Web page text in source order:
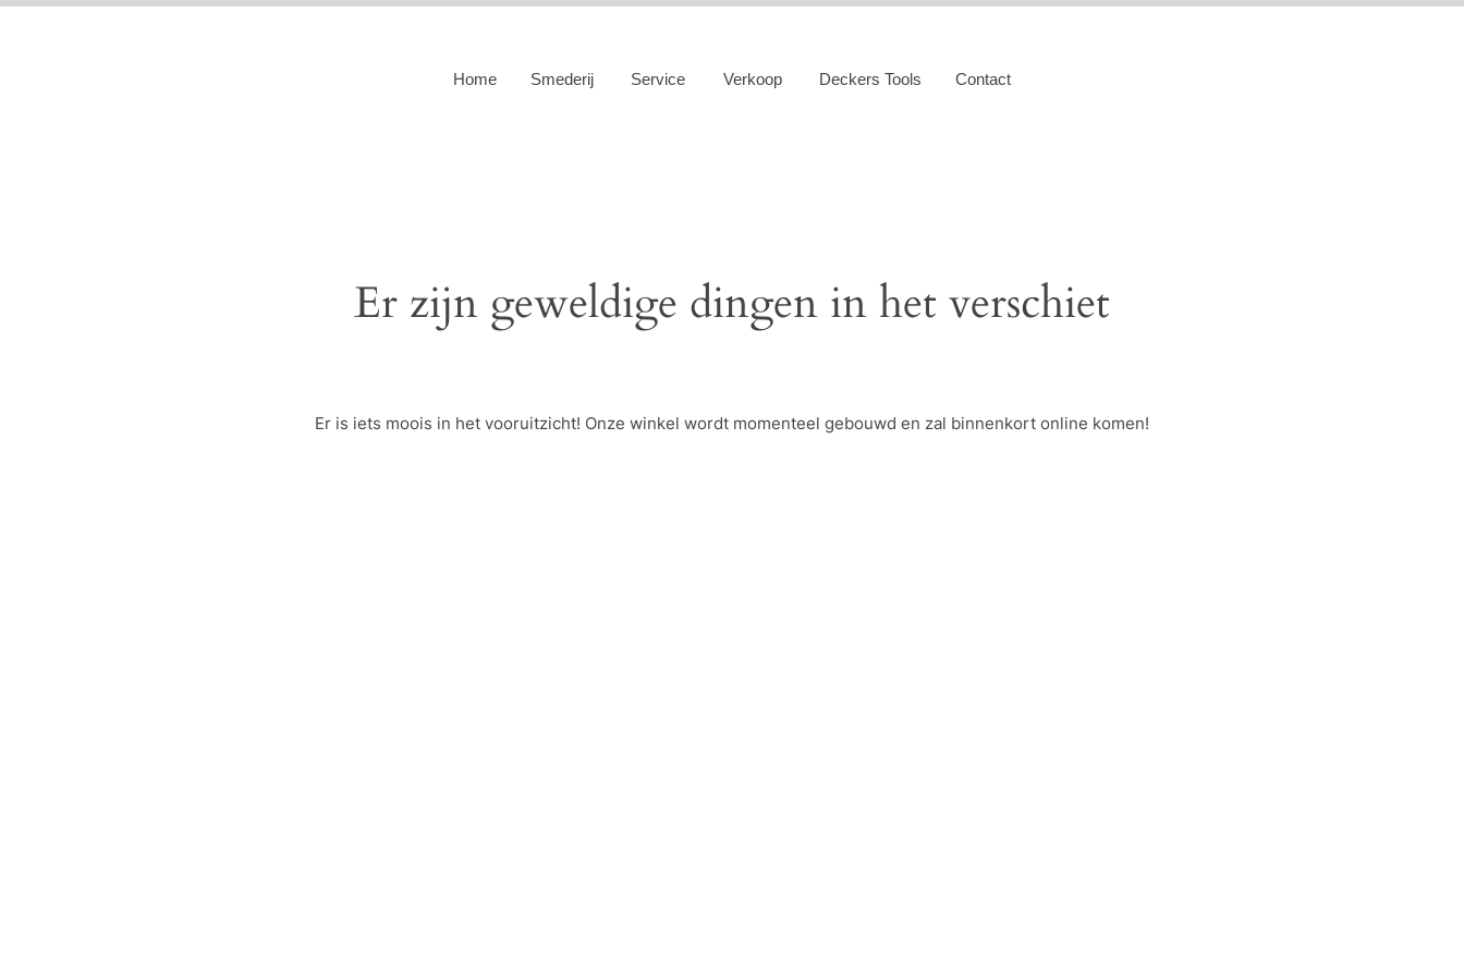
Home Smederij Service Verkoop Deckers Tools Contact
Er zijn geweldige dingen in het verschiet
Er is iets moois in het vooruitzicht! Onze winkel wordt momenteel gebouwd en zal binnenkort online komen!